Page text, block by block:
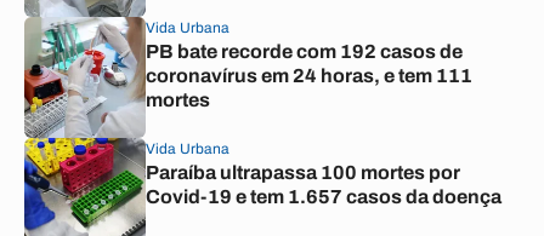
Vida Urbana
PB bate recorde com 192 casos de
coronavírus em 24 horas, e tem 111
mortes
Vida Urbana
Paraíba ultrapassa 100 mortes por
Covid-19 e tem 1.657 casos da doença